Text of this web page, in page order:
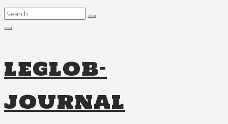
Search
leglob-
journal